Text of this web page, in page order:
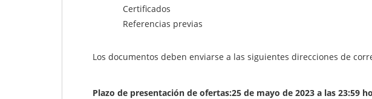
Certificados
Referencias previas
Los documentos deben enviarse a las siguientes direcciones de
Plazo de presentación de ofertas:25 de mayo de 2023 a las 23:59